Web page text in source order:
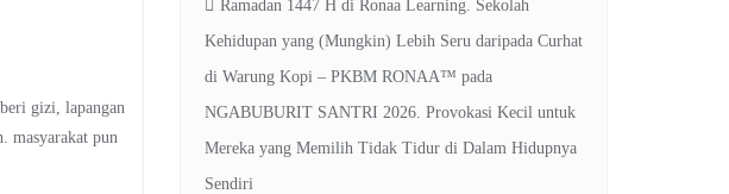
gizi, lapangan
masyarakat pun
Ramadan 1447 H di Ronaa Learning. Sekolah
Kehidupan yang (Mungkin) Lebih Seru daripada Curhat
di Warung Kopi – PKBM RONAA™ pada
NGABUBURIT SANTRI 2026. Provokasi Kecil untuk
Mereka yang Memilih Tidak Tidur di Dalam Hidupnya
Sendiri